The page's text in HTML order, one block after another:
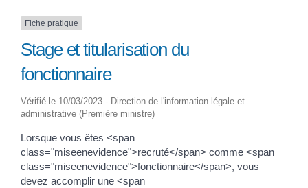
Fiche pratique
Stage et titularisation du
fonctionnaire
Vérifié le 10/03/2023 - Direction de l'information légale et
administrative (Première ministre)
Lorsque vous êtes <span
class="miseenevidence">recruté</span> comme <span
class="miseenevidence">fonctionnaire</span>, vous
devez accomplir une <span